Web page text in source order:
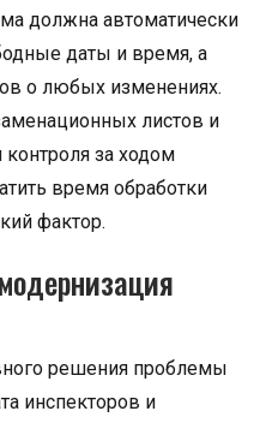
должна автоматически
даты и время, а
о любых изменениях.
листов и
за ходом
время обработки
фактор.
решения проблемы
инспекторов и